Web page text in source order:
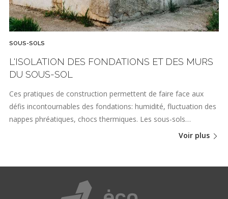
SOUS-SOLS
L'ISOLATION DES FONDATIONS ET DES MURS
DU SOUS-SOL
Ces pratiques de construction permettent de faire face aux
défis incontournables des fondations: humidité, fluctuation des
nappes phréatiques, chocs thermiques. Les sous-sols…
Voir plus